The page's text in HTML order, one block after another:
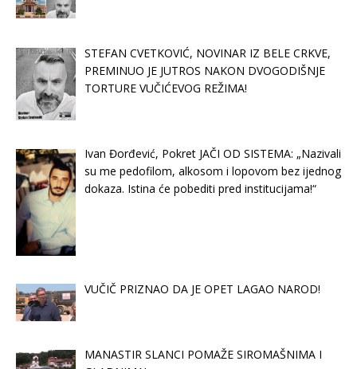
STEFAN CVETKOVIĆ, NOVINAR IZ BELE CRKVE,
PREMINUO JE JUTROS NAKON DVOGODIŠNJE
TORTURE VUČIĆEVOG REŽIMA!
Ivan Đorđević, Pokret JAČI OD SISTEMA: „Nazivali
su me pedofilom, alkosom i lopovom bez ijednog
dokaza. Istina će pobediti pred institucijama!“
VUČIČ PRIZNAO DA JE OPET LAGAO NAROD!
MANASTIR SLANCI POMAŽE SIROMAŠNIMA I